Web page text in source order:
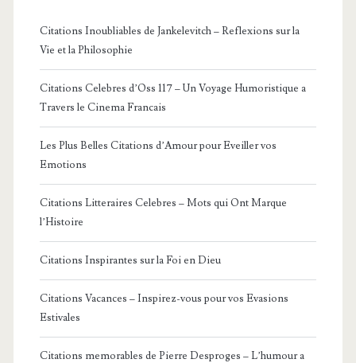
Citations Inoubliables de Jankelevitch – Reflexions sur la
Vie et la Philosophie
Citations Celebres d’Oss 117 – Un Voyage Humoristique a
Travers le Cinema Francais
Les Plus Belles Citations d’Amour pour Eveiller vos
Emotions
Citations Litteraires Celebres – Mots qui Ont Marque
l’Histoire
Citations Inspirantes sur la Foi en Dieu
Citations Vacances – Inspirez-vous pour vos Evasions
Estivales
Citations memorables de Pierre Desproges – L’humour a